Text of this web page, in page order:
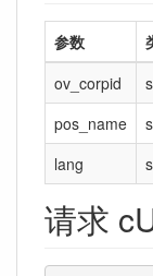
参数
ov_corpid
pos_name
lang
请求